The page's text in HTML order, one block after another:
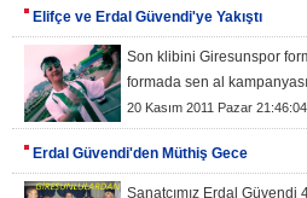
Elifçe ve Erdal Güvendi'ye Yakıştı
Son klibini Giresunspor
formada sen al
20 Kasım 2011 Pazar 21:46:04
Erdal Güvendi'den Müthiş Gece
Sanatçımız Erdal